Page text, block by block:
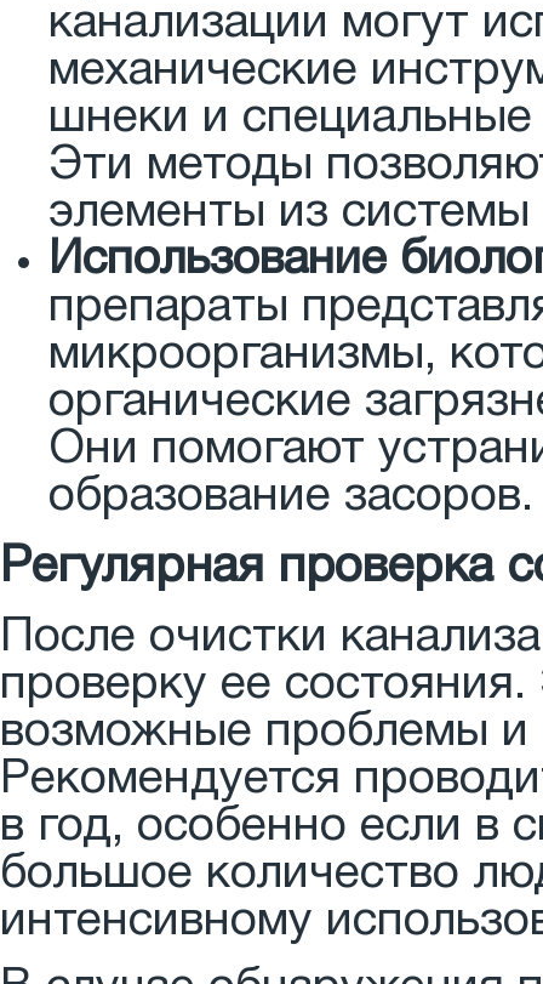
канализации могут
механические
шнеки и
Эти методы
элементы из системы
Использование
препараты
микроорганизмы,
органические
Они помогают
образование засоров.
Регулярная проверка
После очистки
проверку ее
возможные проблемы и
Рекомендуется
в год, особенно если в
большое количество
интенсивному